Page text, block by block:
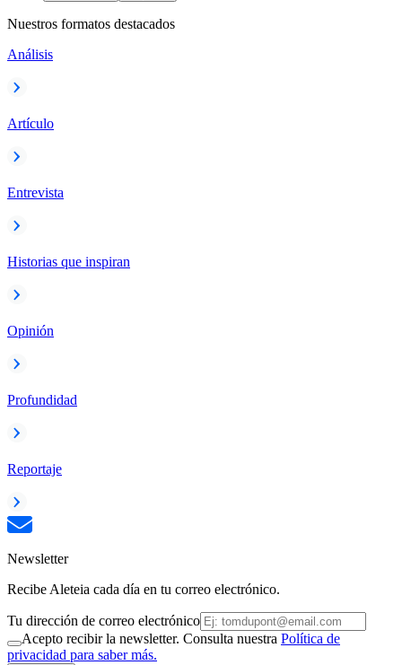
Nuestros formatos destacados
Análisis
Artículo
Entrevista
Historias que inspiran
Opinión
Profundidad
Reportaje
Newsletter
Recibe Aleteia cada día en tu correo electrónico.
Tu dirección de correo electrónico
Acepto recibir la newsletter. Consulta nuestra Política de
privacidad para saber más.